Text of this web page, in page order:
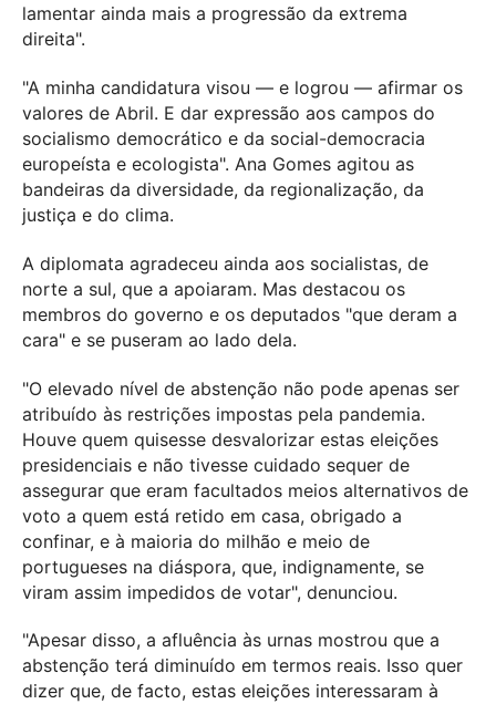
lamentar ainda mais a progressão da extrema
direita".
"A minha candidatura visou — e logrou — afirmar os
valores de Abril. E dar expressão aos campos do
socialismo democrático e da social-democracia
europeísta e ecologista". Ana Gomes agitou as
bandeiras da diversidade, da regionalização, da
justiça e do clima.
A diplomata agradeceu ainda aos socialistas, de
norte a sul, que a apoiaram. Mas destacou os
membros do governo e os deputados "que deram a
cara" e se puseram ao lado dela.
"O elevado nível de abstenção não pode apenas ser
atribuído às restrições impostas pela pandemia.
Houve quem quisesse desvalorizar estas eleições
presidenciais e não tivesse cuidado sequer de
assegurar que eram facultados meios alternativos de
voto a quem está retido em casa, obrigado a
confinar, e à maioria do milhão e meio de
portugueses na diáspora, que, indignamente, se
viram assim impedidos de votar", denunciou.
"Apesar disso, a afluência às urnas mostrou que a
abstenção terá diminuído em termos reais. Isso quer
dizer que, de facto, estas eleições interessaram à